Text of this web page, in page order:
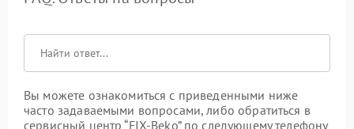
Вы можете ознакомиться с приведенными ниже
часто задаваемыми вопросами, либо обратиться в
сервисный центр “FIX-Beko” по следующему телефону